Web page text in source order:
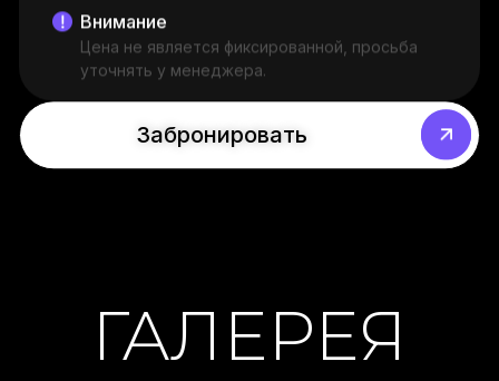
Внимание
Цена не является фиксированной, просьба
уточнять у менеджера.
Забронировать
ГАЛЕРЕЯ